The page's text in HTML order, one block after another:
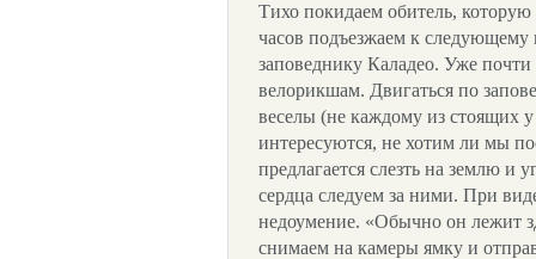
Тихо покидаем обитель,
часов подъезжаем к
заповеднику Каладео. Уже
велорикшам. Двигаться по
веселы (не каждому из стоящих
интересуются, не хотим ли мы
предлагается слезть на землю и
сердца следуем за ними. При
недоумение. «Обычно он лежит
снимаем на камеры ямку и